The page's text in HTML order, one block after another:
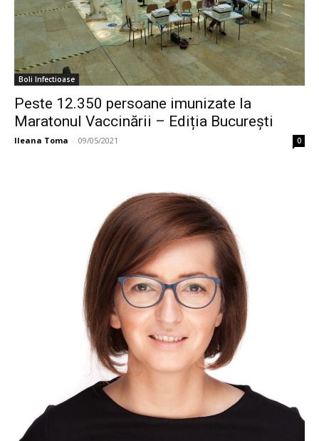
Boli Infectioase
Peste 12.350 persoane imunizate la
Maratonul Vaccinării – Ediția București
Ileana Toma - 09/05/2021 0